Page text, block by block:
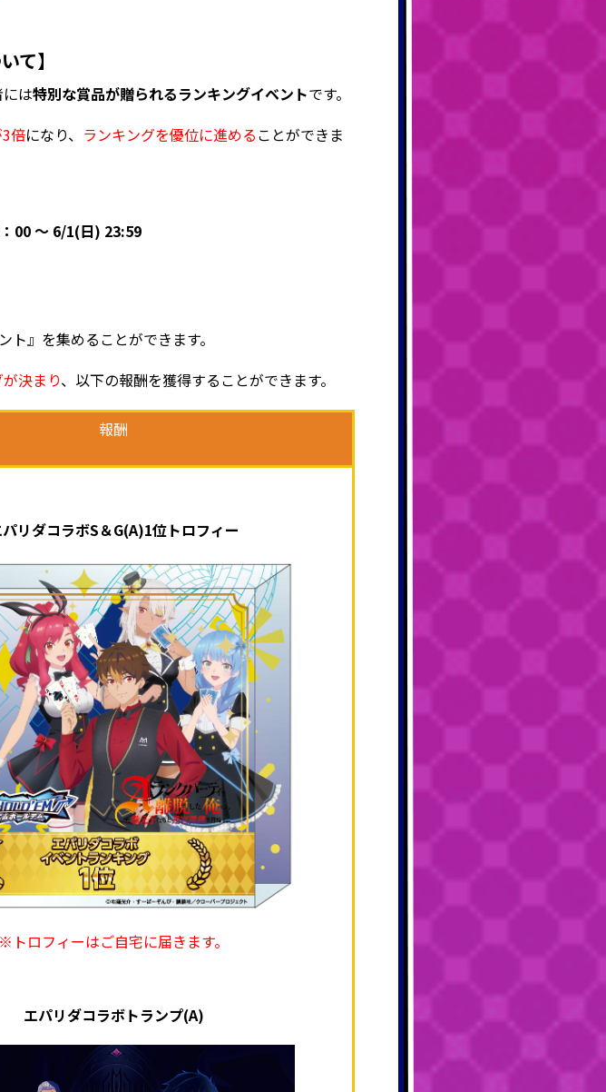
て】
は特別な賞品が贈られるランキングイベントです。
倍になり、 ランキングを優位に進めることができま
00 ～ 6/1(日) 23:59
』を集めることができます。
決まり、以下の報酬を獲得することができます。
報酬
リダコラボS＆G(A)1位トロフィー
※トロフィーはご自宅に届きます。
エパリダコラボトランプ(A)